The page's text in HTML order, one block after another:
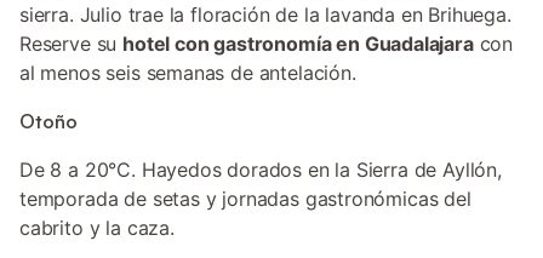
sierra. Julio trae la floración de la lavanda en Brihuega.
Reserve su hotel con gastronomía en Guadalajaracon
al menos seis semanas de antelación.
Otoño
De 8 a 20°C. Hayedos dorados en la Sierra de Ayllón,
temporada de setas y jornadas gastronómicas del
cabrito y la caza.